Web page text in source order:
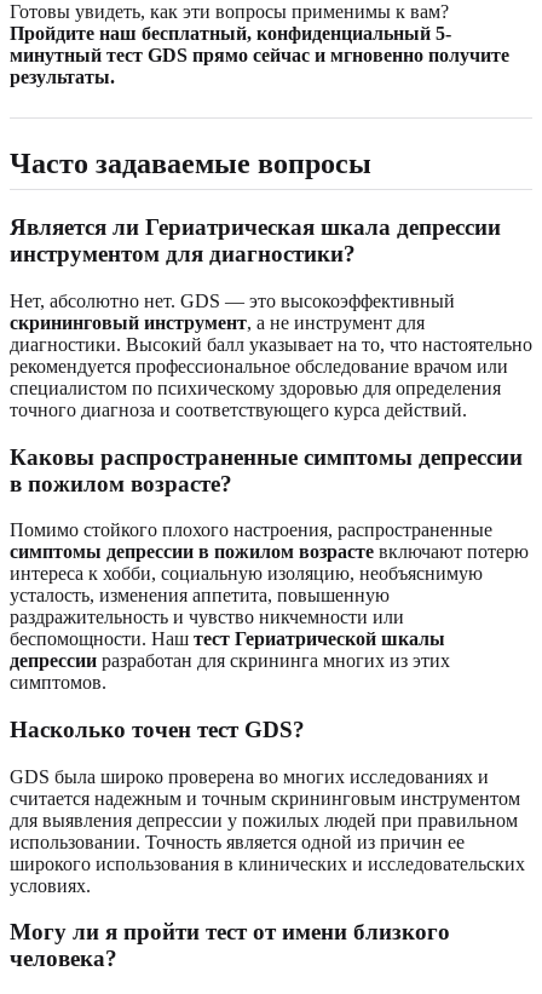
Готовы увидеть, как эти вопросы применимы к вам?
Пройдите наш бесплатный, конфиденциальный 5-
минутный тест GDS прямо сейчас и мгновенно получите
результаты.
Часто задаваемые вопросы
Является ли Гериатрическая шкала депрессии
инструментом для диагностики?
Нет, абсолютно нет. GDS — это высокоэффективный
скрининговый инструмент, а не инструмент для
диагностики. Высокий балл указывает на то, что настоятельно
рекомендуется профессиональное обследование врачом или
специалистом по психическому здоровью для определения
точного диагноза и соответствующего курса действий.
Каковы распространенные симптомы депрессии
в пожилом возрасте?
Помимо стойкого плохого настроения, распространенные
симптомы депрессии в пожилом возрасте включают потерю
интереса к хобби, социальную изоляцию, необъяснимую
усталость, изменения аппетита, повышенную
раздражительность и чувство никчемности или
беспомощности. Наш тест Гериатрической шкалы
депрессии разработан для скрининга многих из этих
симптомов.
Насколько точен тест GDS?
GDS была широко проверена во многих исследованиях и
считается надежным и точным скрининговым инструментом
для выявления депрессии у пожилых людей при правильном
использовании. Точность является одной из причин ее
широкого использования в клинических и исследовательских
условиях.
Могу ли я пройти тест от имени близкого
человека?